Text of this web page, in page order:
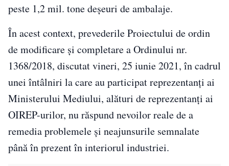
peste 1,2 mil. tone deșeuri de ambalaje.
În acest context, prevederile Proiectului de ordin
de modificare și completare a Ordinului nr.
1368/2018, discutat vineri, 25 iunie 2021, în cadrul
unei întâlniri la care au participat reprezentanți ai
Ministerului Mediului, alături de reprezentanți ai
OIREP-urilor, nu răspund nevoilor reale de a
remedia problemele și neajunsurile semnalate
până în prezent în interiorul industriei.